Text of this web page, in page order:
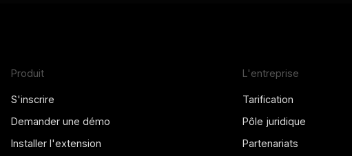
Produit
S'inscrire
Demander une démo
Installer l'extension
L'entreprise
Tarification
Pôle juridique
Partenariats